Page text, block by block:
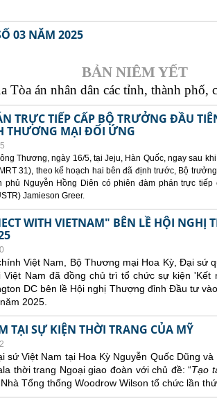
03 NĂM 2025
BẢN NIÊM YẾT
Tòa án nhân dân các tỉnh, thành phố,
TRỰC TIẾP CẤP BỘ TRƯỞNG ĐẦU
THƯƠNG MẠI ĐỐI ỨNG
Thương, ngày 16/5, tại Jeju, Hàn Quốc, ngay sau
31), theo kế hoạch hai bên đã định trước, Bộ
phủ Nguyễn Hồng Diên có phiên đàm phán trực
Jamieson Greer.
WITH VIETNAM" BÊN LỀ HỘI
Việt Nam, Bộ Thương mại Hoa Kỳ, Đại sứ
Việt Nam đã đồng chủ trì tổ chức sự kiện 'Kết
DC bên lề Hội nghị Thượng đỉnh Đầu tư
2025.
TẠI SỰ KIỆN THỜI TRANG CỦA MỸ
sứ Việt Nam tại Hoa Kỳ Nguyễn Quốc Dũng
thời trang Ngoại giao đoàn với chủ đề: “Tạo
Tổng thống Woodrow Wilson tổ chức lần